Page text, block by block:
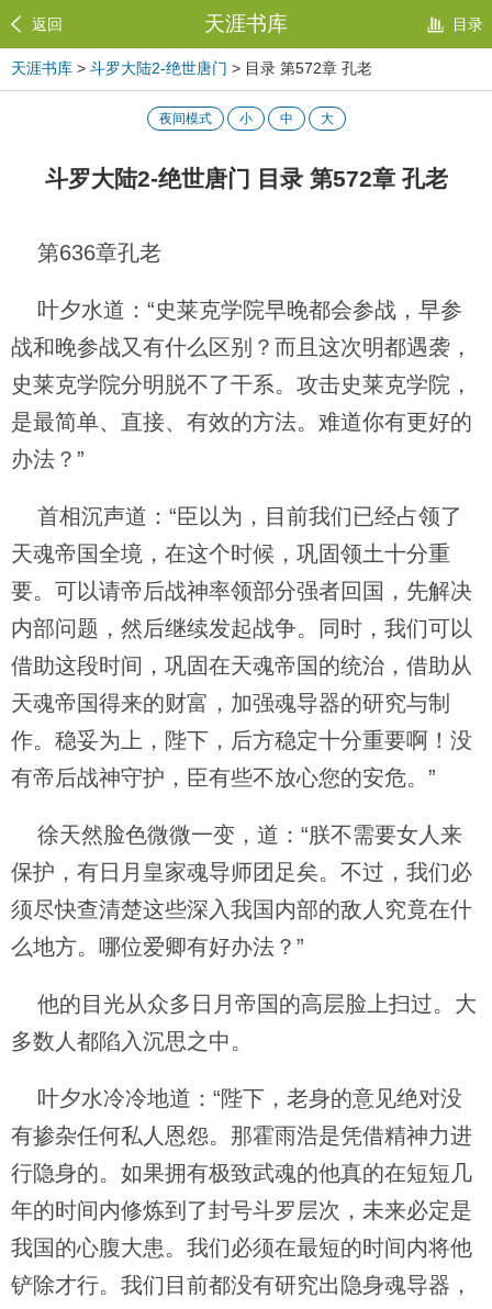
返回 天涯书库 目录
天涯书库 > 斗罗大陆2-绝世唐门 > 目录 第572章 孔老
夜间模式 小 中 大
斗罗大陆2-绝世唐门 目录 第572章 孔老
第636章孔老
叶夕水道：“史莱克学院早晚都会参战，早参
战和晚参战又有什么区别？而且这次明都遇袭，
史莱克学院分明脱不了干系。攻击史莱克学院，
是最简单、直接、有效的方法。难道你有更好的
办法？”
首相沉声道：“臣以为，目前我们已经占领了
天魂帝国全境，在这个时候，巩固领土十分重
要。可以请帝后战神率领部分强者回国，先解决
内部问题，然后继续发起战争。同时，我们可以
借助这段时间，巩固在天魂帝国的统治，借助从
天魂帝国得来的财富，加强魂导器的研究与制
作。稳妥为上，陛下，后方稳定十分重要啊！没
有帝后战神守护，臣有些不放心您的安危。”
徐天然脸色微微一变，道：“朕不需要女人来
保护，有日月皇家魂导师团足矣。不过，我们必
须尽快查清楚这些深入我国内部的敌人究竟在什
么地方。哪位爱卿有好办法？”
他的目光从众多日月帝国的高层脸上扫过。大
多数人都陷入沉思之中。
叶夕水冷冷地道：“陛下，老身的意见绝对没
有掺杂任何私人恩怨。那霍雨浩是凭借精神力进
行隐身的。如果拥有极致武魂的他真的在短短几
年的时间内修炼到了封号斗罗层次，未来必定是
我国的心腹大患。我们必须在最短的时间内将他
铲除才行。我们目前都没有研究出隐身魂导器，